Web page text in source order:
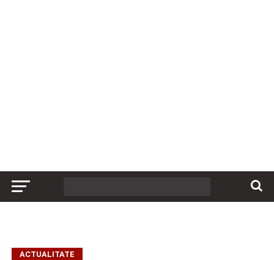
ACTUALITATE